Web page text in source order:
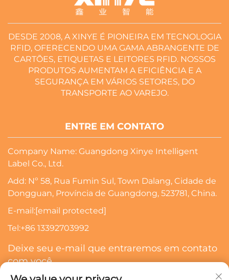
DESDE 2008, A XINYE É PIONEIRA EM TECNOLOGIA
RFID, OFERECENDO UMA GAMA ABRANGENTE DE
CARTÕES, ETIQUETAS E LEITORES RFID. NOSSOS
PRODUTOS AUMENTAM A EFICIÊNCIA E A
SEGURANÇA EM VÁRIOS SETORES, DO
TRANSPORTE AO VAREJO.
ENTRE EM CONTATO
Company Name: Guangdong Xinye Intelligent
Label Co., Ltd.
Add: Nº 58, Rua Fumin Sul, Town Dalang, Cidade de
Dongguan, Província de Guangdong, 523781, China.
E-mail:[email protected]
Tel:+86 13392703992
Deixe seu e-mail que entraremos em contato
com você